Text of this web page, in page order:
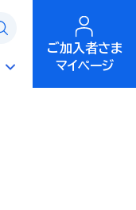
ご加入者さま
マイページ